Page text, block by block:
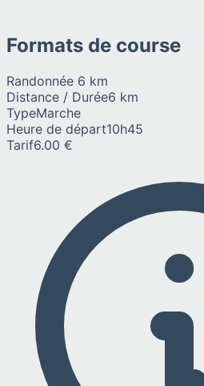
Formats de course
Randonnée 6 km
Distance / Durée6 km
TypeMarche
Heure de départ10h45
Tarif6.00 €